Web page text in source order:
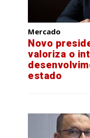
Mercado
Novo
valoriza o
estado